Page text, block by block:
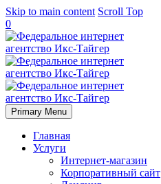
Skip to main content Scroll Top
0
Primary Menu
Главная
Услуги
Интернет-магазин
Корпоративный сайт